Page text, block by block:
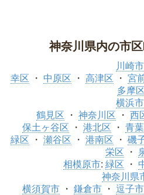
神奈川県内の市
川崎市
幸区
中原区 高津区 宮
多摩区
横浜市
鶴見区
神奈川区 西
保土ヶ谷区
港北区 青
緑区
瀬谷区 港南区 磯
栄区
相模原市: 緑区
神奈川県
横須賀市
鎌倉市 逗子市